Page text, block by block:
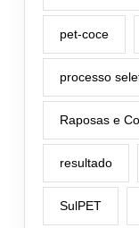
pet-coce
processo
Raposas e
resultado
SulPET